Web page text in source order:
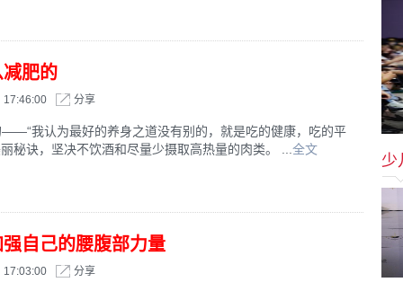
肥的
17:46:00 分享
我认为最好的养身之道没有别的，就是吃的健康，吃的平
秘诀，坚决不饮酒和尽量少摄取高热量的肉类。 ... 全文
自己的腰腹部力量
17:03:00 分享
少